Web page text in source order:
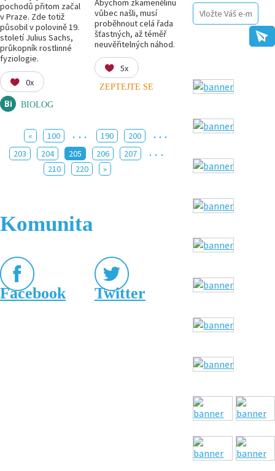
pochodů přitom začal
v Praze. Zde totiž
působil v polovině 19.
století Julius Sachs,
průkopník rostlinné
fyziologie.
0x
BIOLOG
Abychom zkamenělinu
vůbec našli, musí
proběhnout celá řada
šťastných, až téměř
neuvěřitelných náhod.
5x
ZEPTEJTE SE
« 100 ... 190 200 ...
203 204 205 206 207 ...
210 220 »
Komunita
Facebook Twitter